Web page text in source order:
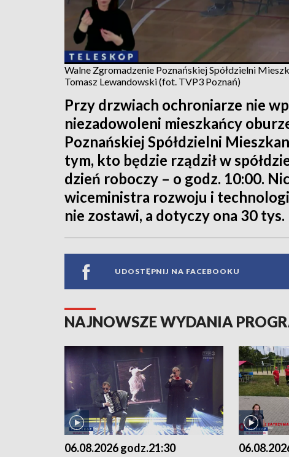
Walne Zgromadzenie Poznańskiej Spółdzielni
Tomasz Lewandowski (fot. TVP3 Poznań)
Przy drzwiach ochroniarze nie
niezadowoleni mieszkańcy
Poznańskiej Spółdzielni
tym, kto będzie rządził w
dzień roboczy – o godz. 10:00.
wiceministra rozwoju i
nie zostawi, a dotyczy ona 30
UDOSTĘPNIJ NA FACEBOOKU
NAJNOWSZE WYDANIA
06.08.2026 godz.21:30